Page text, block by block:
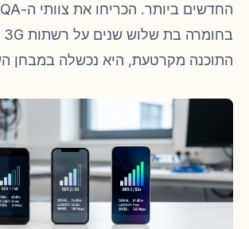
התוכנה מקרטעת, היא נכשלה במבחן